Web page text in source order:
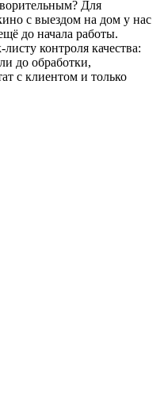
Для
с выездом на дом у нас
до начала работы.
контроля качества:
до обработки,
с клиентом и только